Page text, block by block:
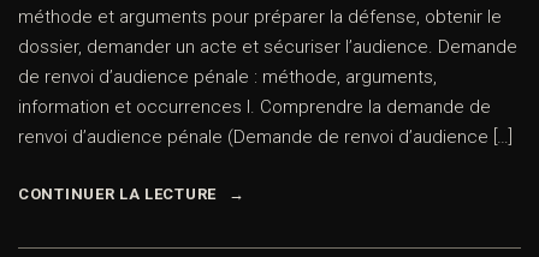
méthode et arguments pour préparer la défense, obtenir le
dossier, demander un acte et sécuriser l’audience. Demande
de renvoi d’audience pénale : méthode, arguments,
information et occurrences I. Comprendre la demande de
renvoi d’audience pénale (Demande de renvoi d’audience […]
CONTINUER LA LECTURE